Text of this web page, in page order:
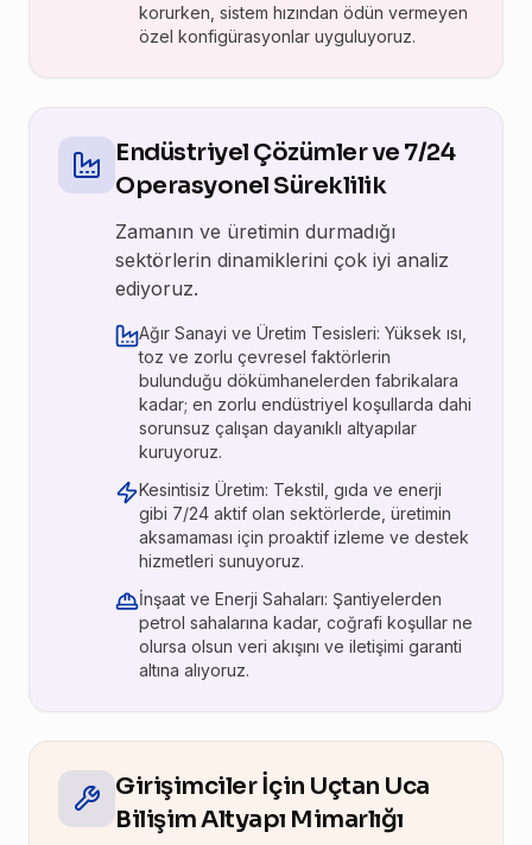
korurken, sistem hızından ödün vermeyen
özel konfigürasyonlar uyguluyoruz.
Endüstriyel Çözümler ve 7/24
Operasyonel Süreklilik
Zamanın ve üretimin durmadığı
sektörlerin dinamiklerini çok iyi analiz
ediyoruz.
Ağır Sanayi ve Üretim Tesisleri: Yüksek ısı,
toz ve zorlu çevresel faktörlerin
bulunduğu dökümhanelerden fabrikalara
kadar; en zorlu endüstriyel koşullarda dahi
sorunsuz çalışan dayanıklı altyapılar
kuruyoruz.
Kesintisiz Üretim: Tekstil, gıda ve enerji
gibi 7/24 aktif olan sektörlerde, üretimin
aksamaması için proaktif izleme ve destek
hizmetleri sunuyoruz.
İnşaat ve Enerji Sahaları: Şantiyelerden
petrol sahalarına kadar, coğrafi koşullar ne
olursa olsun veri akışını ve iletişimi garanti
altına alıyoruz.
Girişimciler İçin Uçtan Uca
Bilişim Altyapı Mimarlığı